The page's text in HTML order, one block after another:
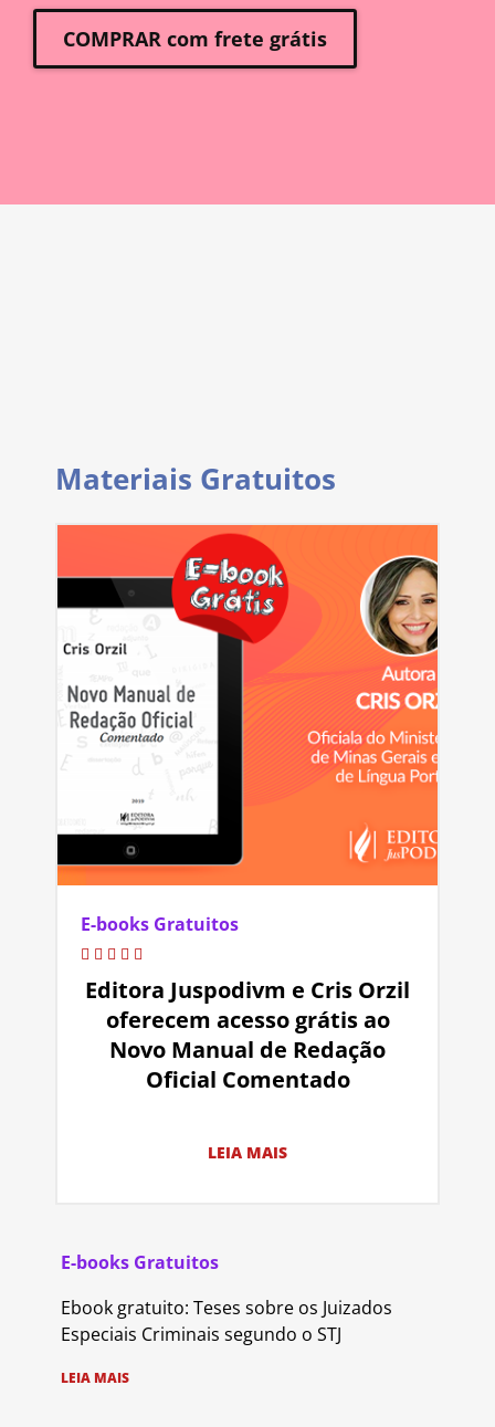
COMPRAR com frete grátis
Materiais Gratuitos
E-books Gratuitos
Editora Juspodivm e Cris Orzil
oferecem acesso grátis ao
Novo Manual de Redação
Oficial Comentado
LEIA MAIS
E-books Gratuitos
Ebook gratuito: Teses sobre os Juizados
Especiais Criminais segundo o STJ
LEIA MAIS